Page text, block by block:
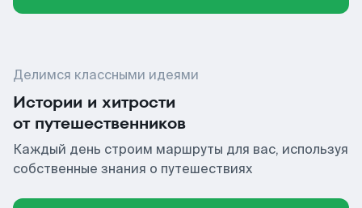
Делимся классными идеями
Истории и хитрости
от путешественников
Каждый день строим маршруты для вас, используя
собственные знания о путешествиях